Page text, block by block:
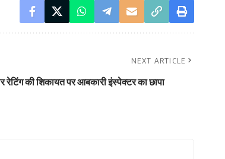
NEXT ARTICLE
रेटिंग की शिकायत पर आबकारी इंस्पेक्टर का छापा